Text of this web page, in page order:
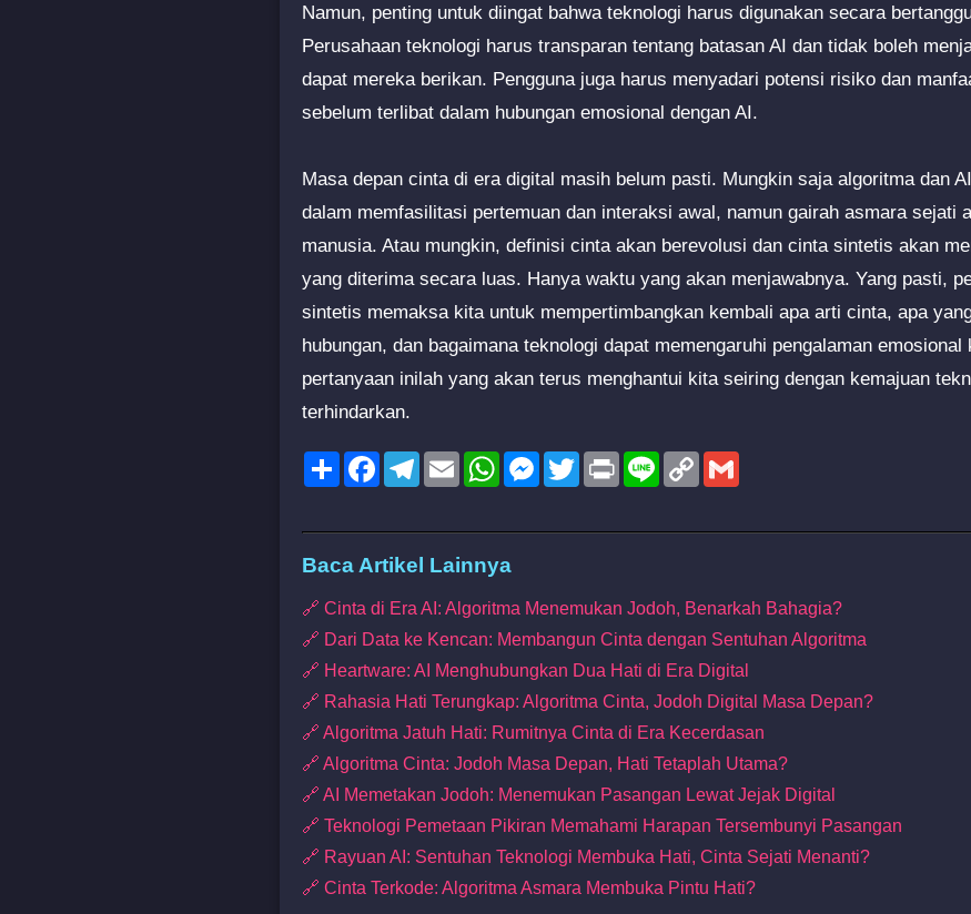
Namun, penting untuk diingat bahwa teknologi harus digunakan secara
Perusahaan teknologi harus transparan tentang batasan AI dan tidak boleh
dapat mereka berikan. Pengguna juga harus menyadari potensi risiko dan
sebelum terlibat dalam hubungan emosional dengan AI.
Masa depan cinta di era digital masih belum pasti. Mungkin saja algoritma dan
dalam memfasilitasi pertemuan dan interaksi awal, namun gairah asmara sejati
manusia. Atau mungkin, definisi cinta akan berevolusi dan cinta sintetis akan
yang diterima secara luas. Hanya waktu yang akan menjawabnya. Yang pasti,
sintetis memaksa kita untuk mempertimbangkan kembali apa arti cinta, apa
hubungan, dan bagaimana teknologi dapat memengaruhi pengalaman
pertanyaan inilah yang akan terus menghantui kita seiring dengan kemajuan
terhindarkan.
ShareFacebookTelegram
EmailWhatsAppMessenger
TwitterPrint Line Copy
Link
Baca Artikel Lainnya
🔗 Cinta di Era AI: Algoritma Menemukan Jodoh, Benarkah Bahagia?
🔗 Dari Data ke Kencan: Membangun Cinta dengan Sentuhan Algoritma
🔗 Heartware: AI Menghubungkan Dua Hati di Era Digital
🔗 Rahasia Hati Terungkap: Algoritma Cinta, Jodoh Digital Masa Depan?
🔗 Algoritma Jatuh Hati: Rumitnya Cinta di Era Kecerdasan
🔗 Algoritma Cinta: Jodoh Masa Depan, Hati Tetaplah Utama?
🔗 AI Memetakan Jodoh: Menemukan Pasangan Lewat Jejak Digital
🔗 Teknologi Pemetaan Pikiran Memahami Harapan Tersembunyi Pasangan
🔗 Rayuan AI: Sentuhan Teknologi Membuka Hati, Cinta Sejati Menanti?
🔗 Cinta Terkode: Algoritma Asmara Membuka Pintu Hati?